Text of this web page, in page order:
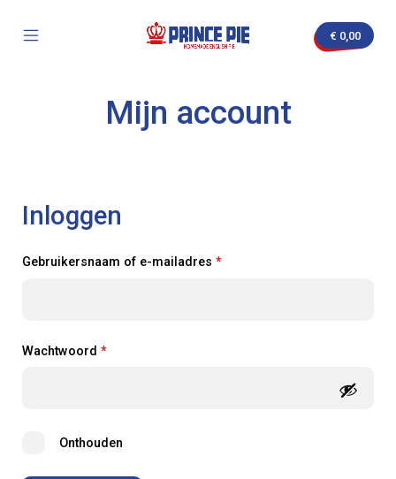
€ 0,00
Mijn account
Inloggen
Gebruikersnaam of e-mailadres *Verplicht
Wachtwoord *Verplicht
Onthouden